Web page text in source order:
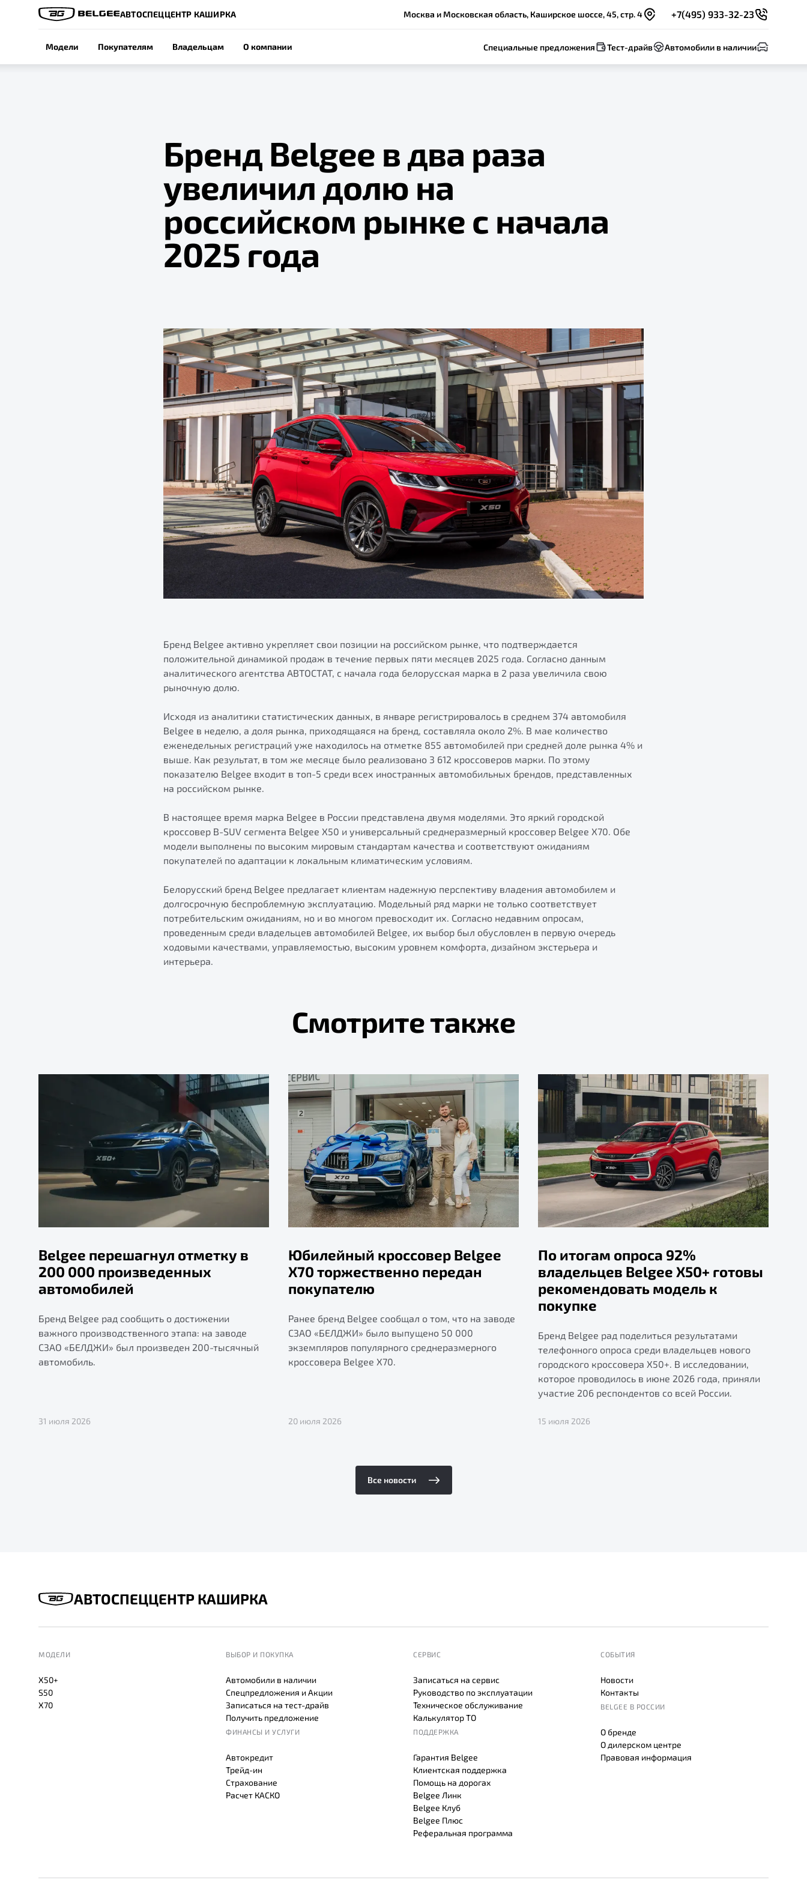
АВТОСПЕЦЦЕНТР КАШИРКА Москва и Московская область, Каширское шоссе, 45, стр. 4 +7(495) 933-32-23
Модели Покупателям Владельцам О компании Специальные предложения Тест-драйв Автомобили в наличии
Бренд Belgee в два раза
увеличил долю на
российском рынке с начала
2025 года
Бренд Belgee активно укрепляет свои позиции на российском рынке, что подтверждается
положительной динамикой продаж в течение первых пяти месяцев 2025 года. Согласно данным
аналитического агентства АВТОСТАТ, с начала года белорусская марка в 2 раза увеличила свою
рыночную долю.
Исходя из аналитики статистических данных, в январе регистрировалось в среднем 374 автомобиля
Belgee в неделю, а доля рынка, приходящаяся на бренд, составляла около 2%. В мае количество
еженедельных регистраций уже находилось на отметке 855 автомобилей при средней доле рынка 4% и
выше. Как результат, в том же месяце было реализовано 3 612 кроссоверов марки. По этому
показателю Belgee входит в топ-5 среди всех иностранных автомобильных брендов, представленных
на российском рынке.
В настоящее время марка Belgee в России представлена двумя моделями. Это яркий городской
кроссовер B-SUV сегмента Belgee X50 и универсальный среднеразмерный кроссовер Belgee X70. Обе
модели выполнены по высоким мировым стандартам качества и соответствуют ожиданиям
покупателей по адаптации к локальным климатическим условиям.
Белорусский бренд Belgee предлагает клиентам надежную перспективу владения автомобилем и
долгосрочную беспроблемную эксплуатацию. Модельный ряд марки не только соответствует
потребительским ожиданиям, но и во многом превосходит их. Согласно недавним опросам,
проведенным среди владельцев автомобилей Belgee, их выбор был обусловлен в первую очередь
ходовыми качествами, управляемостью, высоким уровнем комфорта, дизайном экстерьера и
интерьера.
Смотрите также
Belgee перешагнул отметку в
200 000 произведенных
автомобилей
Бренд Belgee рад сообщить о достижении
важного производственного этапа: на заводе
СЗАО «БЕЛДЖИ» был произведен 200-тысячный
автомобиль.
31 июля 2026
Юбилейный кроссовер Belgee
X70 торжественно передан
покупателю
Ранее бренд Belgee сообщал о том, что на заводе
СЗАО «БЕЛДЖИ» было выпущено 50 000
экземпляров популярного среднеразмерного
кроссовера Belgee X70.
20 июля 2026
По итогам опроса 92%
владельцев Belgee X50+ готовы
рекомендовать модель к
покупке
Бренд Belgee рад поделиться результатами
телефонного опроса среди владельцев нового
городского кроссовера X50+. В исследовании,
которое проводилось в июне 2026 года, приняли
участие 206 респондентов со всей России.
15 июля 2026
Все новости
АВТОСПЕЦЦЕНТР КАШИРКА
МОДЕЛИ
X50+
S50
X70
ВЫБОР И ПОКУПКА
Автомобили в наличии
Спецпредложения и Акции
Записаться на тест-драйв
Получить предложение
ФИНАНСЫ И УСЛУГИ
Автокредит
Трейд-ин
Страхование
Расчет КАСКО
СЕРВИС
Записаться на сервис
Руководство по эксплуатации
Техническое обслуживание
Калькулятор ТО
ПОДДЕРЖКА
Гарантия Belgee
Клиентская поддержка
Помощь на дорогах
Belgee Линк
Belgee Клуб
Belgee Плюс
Реферальная программа
СОБЫТИЯ
Новости
Контакты
BELGEE В РОССИИ
О бренде
О дилерском центре
Правовая информация